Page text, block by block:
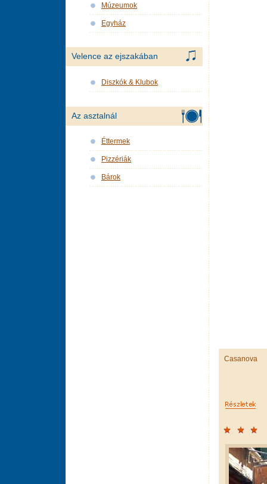
Casanova
Múzeumok
Egyház
Velence az ejszakában
Diszkók & Klubok
Az asztalnál
Éttermek
Pizzériák
Bárok